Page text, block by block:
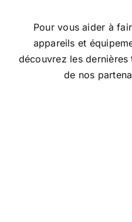
Pour vous aider à
appareils et
découvrez les
de nos